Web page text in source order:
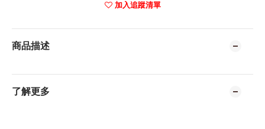
加入追蹤清單
商品描述
了解更多